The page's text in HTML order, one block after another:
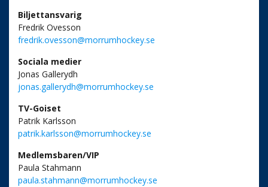
Biljettansvarig
Fredrik Ovesson
fredrik.ovesson@morrumhockey.se
Sociala medier
Jonas Gallerydh
jonas.gallerydh@morrumhockey.se
TV-Goiset
Patrik Karlsson
patrik.karlsson@morrumhockey.se
Medlemsbaren/VIP
Paula Stahmann
paula.stahmann@morrumhockey.se